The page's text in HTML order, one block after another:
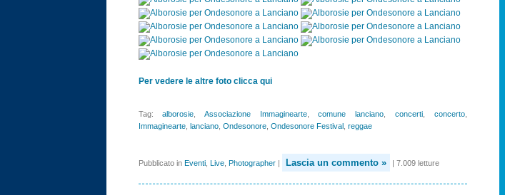
Per vedere le altre foto clicca qui
Tag:alborosie Associazione Immaginearte,comune lanciano concerti, concerto,
Immaginearte, lanciano, Ondesonore, Ondesonore Festival, reggae
Pubblicato in Eventi, Live, Photographer| Lascia un commento » | 7.009 letture